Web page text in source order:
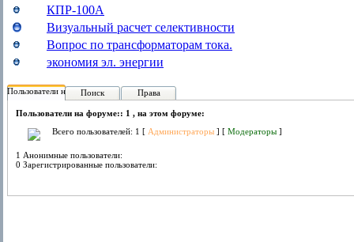
КПР-100А
Визуальный расчет селективности
Вопрос по трансформаторам тока.
экономия эл. энергии
Пользователи на форуме:
Поиск Права
Пользователи на форуме:: 1 , на этом форуме:
Всего пользователей: 1 [ Администраторы ] [ Модераторы ]
1 Анонимные пользователи:
0 Зарегистрированные пользователи: